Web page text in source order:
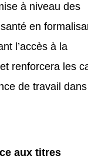
à niveau des
en
l’accès à la
renforcera les
de travail
aux titres